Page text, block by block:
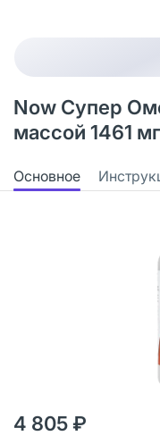
Now Супер
массой 1461
Основное
4 805 ₽